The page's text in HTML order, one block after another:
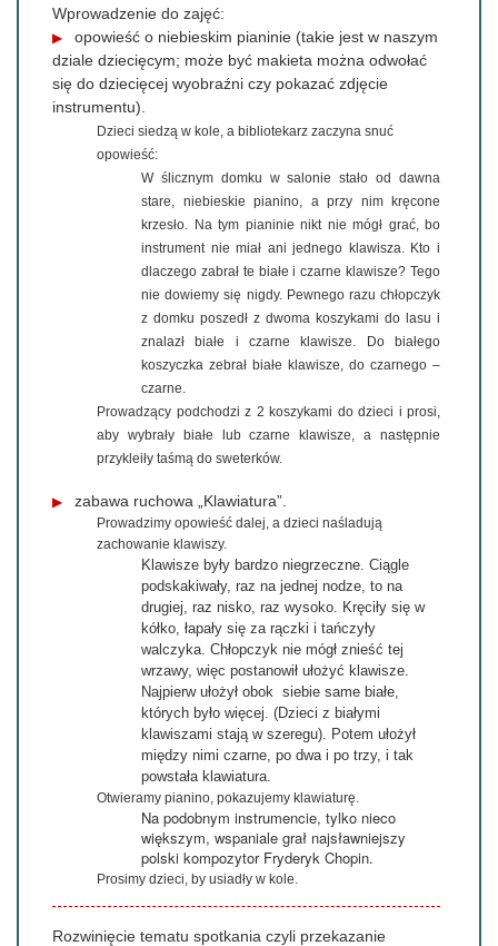
Wprowadzenie do zajęć:
opowieść o niebieskim pianinie (takie jest w naszym
dziale dziecięcym; może być makieta można odwołać
się do dziecięcej wyobraźni czy pokazać zdjęcie
instrumentu).
Dzieci siedzą w kole, a bibliotekarz zaczyna snuć
opowieść:
W ślicznym domku w salonie stało od dawna
stare, niebieskie pianino, a przy nim kręcone
krzesło. Na tym pianinie nikt nie mógł grać, bo
instrument nie miał ani jednego klawisza. Kto i
dlaczego zabrał te białe i czarne klawisze? Tego
nie dowiemy się nigdy. Pewnego razu chłopczyk
z domku poszedł z dwoma koszykami do lasu i
znalazł białe i czarne klawisze. Do białego
koszyczka zebrał białe klawisze, do czarnego –
czarne.
Prowadzący podchodzi z 2 koszykami do dzieci i prosi,
aby wybrały białe lub czarne klawisze, a następnie
przykleiły taśmą do sweterków.
zabawa ruchowa „Klawiatura”.
Prowadzimy opowieść dalej, a dzieci naśladują
zachowanie klawiszy.
Klawisze były bardzo niegrzeczne. Ciągle
podskakiwały, raz na jednej nodze, to na
drugiej, raz nisko, raz wysoko. Kręciły się w
kółko, łapały się za rączki i tańczyły
walczyka. Chłopczyk nie mógł znieść tej
wrzawy, więc postanowił ułożyć klawisze.
Najpierw ułożył obok siebie same białe,
których było więcej. (Dzieci z białymi
klawiszami stają w szeregu). Potem ułożył
między nimi czarne, po dwa i po trzy, i tak
powstała klawiatura.
Otwieramy pianino, pokazujemy klawiaturę.
Na podobnym instrumencie, tylko nieco
większym, wspaniale grał najsławniejszy
polski kompozytor Fryderyk Chopin.
Prosimy dzieci, by usiadły w kole.
Rozwinięcie tematu spotkania czyli przekazanie